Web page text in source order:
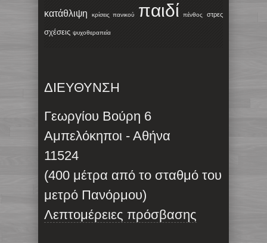
κατάθλιψη κρίσεις πανικού παιδί πένθος στρες
σχέσεις ψυχοθεραπεία
ΔΙΕΥΘΥΝΣΗ
Γεωργίου Βούρη 6
Αμπελόκηποι - Αθήνα
11524
(400 μέτρα από το σταθμό του
μετρό Πανόρμου)
Λεπτομέρειες πρόσβασης